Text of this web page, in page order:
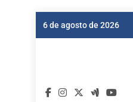
6 de agosto de 2026